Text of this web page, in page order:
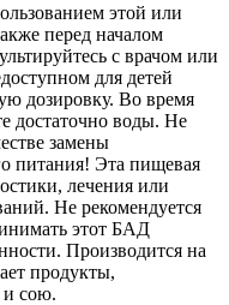
этой или
перед началом
с врачом или
для детей
дозировку. Во время
достаточно воды. Не
замены
питания! Эта пищевая
лечения или
Не рекомендуется
этот БАД
Производится на
продукты,
и сою.